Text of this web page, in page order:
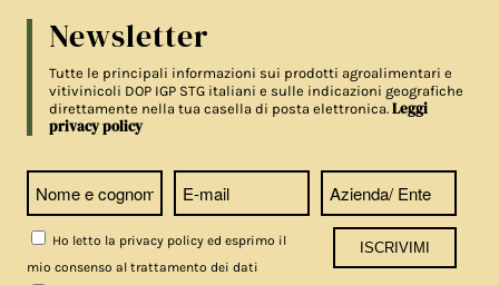
Newsletter
Tutte le principali informazioni sui prodotti agroalimentari e
vitivinicoli DOP IGP STG italiani e sulle indicazioni geografiche
direttamente nella tua casella di posta elettronica.Leggi
privacy policy
Ho letto la privacy policy ed esprimo il
mio consenso al trattamento dei dati